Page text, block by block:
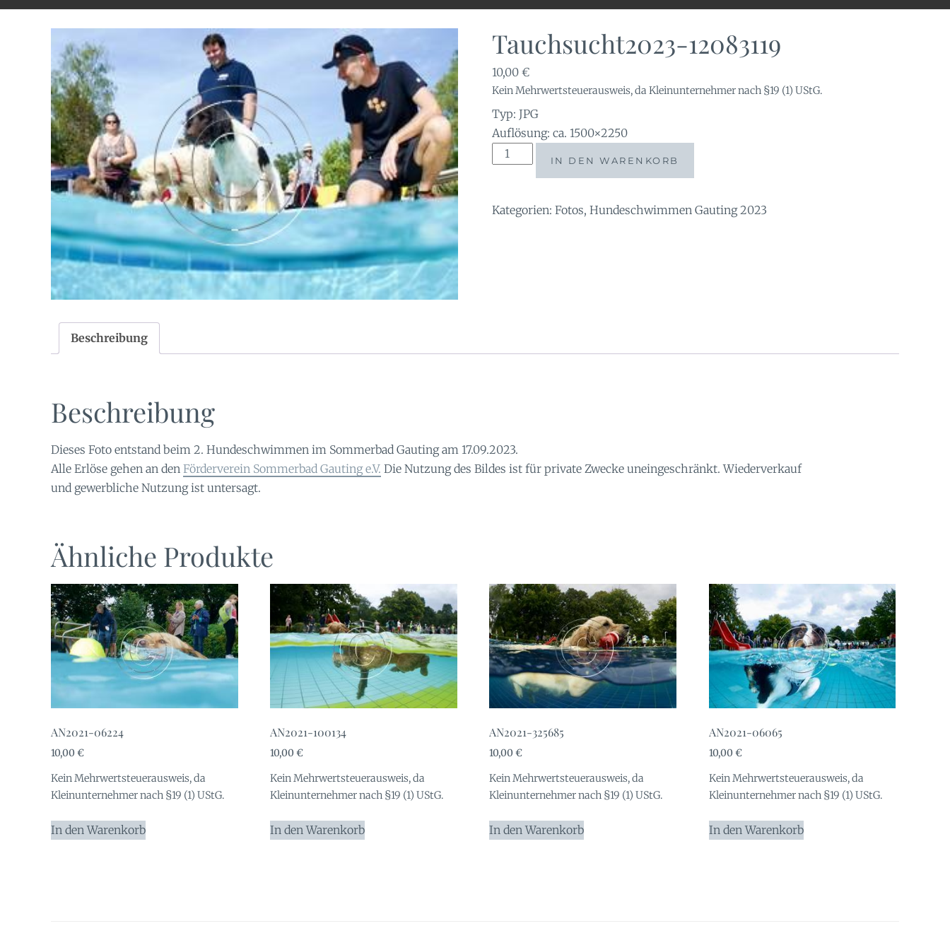
Tauchsucht2023-12083119
10,00 €
Kein Mehrwertsteuerausweis, da Kleinunternehmer nach §19 (1) UStG.
Typ: JPG
Auflösung: ca. 1500×2250
Tauchsucht2023-
IN DEN WARENKORB
Kategorien: Fotos, Hundeschwimmen Gauting 2023
Beschreibung
Beschreibung
Dieses Foto entstand beim 2. Hundeschwimmen im Sommerbad Gauting am 17.09.2023.
Alle Erlöse gehen an den Förderverein Sommerbad Gauting e.V. Die Nutzung des Bildes ist für private Zwecke uneingeschränkt. Wiederverkauf
und gewerbliche Nutzung ist untersagt.
Ähnliche Produkte
AN2021-06224
10,00 €
Kein Mehrwertsteuerausweis, da
Kleinunternehmer nach §19 (1) UStG.
In den Warenkorb
AN2021-100134
10,00€
Kein Mehrwertsteuerausweis, da
Kleinunternehmer nach §19 (1) UStG.
In den Warenkorb
AN2021-325685
10,00€
Kein Mehrwertsteuerausweis, da
Kleinunternehmer nach §19 (1) UStG.
In den Warenkorb
AN2021-06065
10,00 €
Kein Mehrwertsteuerausweis, da
Kleinunternehmer nach §19 (1) UStG.
In den Warenkorb